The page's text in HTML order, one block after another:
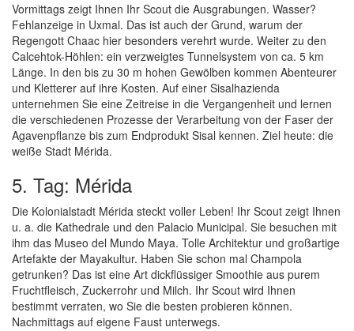
Vormittags zeigt Ihnen Ihr Scout die Ausgrabungen. Wasser?
Fehlanzeige in Uxmal. Das ist auch der Grund, warum der
Regengott Chaac hier besonders verehrt wurde. Weiter zu den
Calcehtok-Höhlen: ein verzweigtes Tunnelsystem von ca. 5 km
Länge. In den bis zu 30 m hohen Gewölben kommen Abenteurer
und Kletterer auf ihre Kosten. Auf einer Sisalhazienda
unternehmen Sie eine Zeitreise in die Vergangenheit und lernen
die verschiedenen Prozesse der Verarbeitung von der Faser der
Agavenpflanze bis zum Endprodukt Sisal kennen. Ziel heute: die
weiße Stadt Mérida.
5. Tag: Mérida
Die Kolonialstadt Mérida steckt voller Leben! Ihr Scout zeigt Ihnen
u. a. die Kathedrale und den Palacio Municipal. Sie besuchen mit
ihm das Museo del Mundo Maya. Tolle Architektur und großartige
Artefakte der Mayakultur. Haben Sie schon mal Champola
getrunken? Das ist eine Art dickflüssiger Smoothie aus purem
Fruchtfleisch, Zuckerrohr und Milch. Ihr Scout wird Ihnen
bestimmt verraten, wo Sie die besten probieren können.
Nachmittags auf eigene Faust unterwegs.